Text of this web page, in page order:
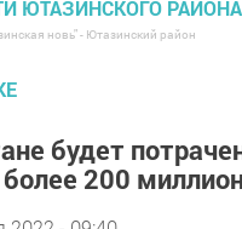
ЮТАЗИНСКОГО РАЙОНА
новь" - Ютазинский район
будет
200